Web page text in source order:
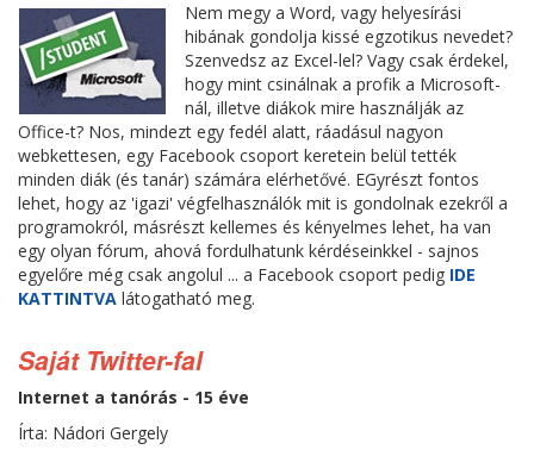
Nem megy a Word, vagy helyesírási
hibának gondolja kissé egzotikus nevedet?
Szenvedsz az Excel-lel? Vagy csak érdekel,
hogy mint csinálnak a profik a Microsoft-
nál, illetve diákok mire használják az
Office-t? Nos, mindezt egy fedél alatt, ráadásul nagyon
webkettesen, egy Facebook csoport keretein belül tették
minden diák (és tanár) számára elérhetővé. EGyrészt fontos
lehet, hogy az 'igazi' végfelhasználók mit is gondolnak ezekről a
programokról, másrészt kellemes és kényelmes lehet, ha van
egy olyan fórum, ahová fordulhatunk kérdéseinkkel - sajnos
egyelőre még csak angolul ... a Facebook csoport pedig IDE
KATTINTVA látogatható meg.
Saját Twitter-fal
Internet a tanórás - 15 éve
Írta: Nádori Gergely